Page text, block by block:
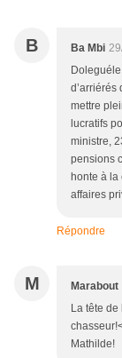
B Ba Mbi
d’arriérés
mettre
lucratifs
ministre,
pensions
honte à
affaires
Répondre
M Marabout
La tête
Mathilde!